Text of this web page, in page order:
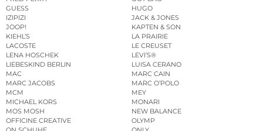
GUESS
HUGO
IZIPIZI
JACK & JONES
JOOP!
KAPTEN & SON
KIEHL’S
LA PRAIRIE
LACOSTE
LE CREUSET
LENA HOSCHEK
LEVI’S®
LIEBESKIND BERLIN
LUISA CERANO
MAC
MARC CAIN
MARC JACOBS
MARC O’POLO
MCM
MEY
MICHAEL KORS
MONARI
MOS MOSH
NEW BALANCE
OFFICINE CREATIVE
OLYMP